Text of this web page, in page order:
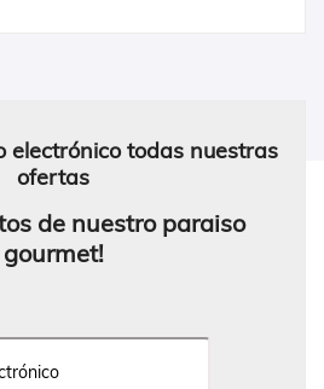
electrónico todas nuestras
ofertas
de nuestro paraiso
gourmet!